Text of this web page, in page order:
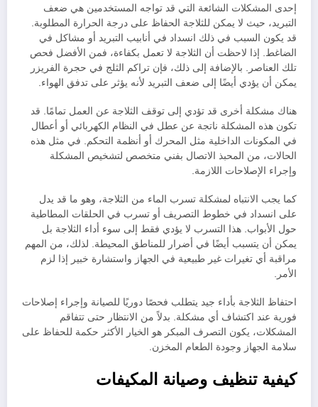
إحدى المشكلات الشائعة التي قد تواجه المستخدمين هي ضعف
التبريد، حيث لا يمكن للثلاجة الحفاظ على درجة الحرارة المطلوبة.
قد يكون السبب في ذلك انسداد في أنابيب التبريد أو مشاكل في
الضاغط. إذا لاحظت أن الثلاجة لا تعمل بكفاءة، فمن الأفضل فحص
تلك العناصر. بالإضافة إلى ذلك، فإن تراكم الثلج في حجرة الفريزر
يمكن أن يؤدي أيضًا إلى ضعف التبريد لأنه يؤثر على تدفق الهواء.
هناك مشكلة أخرى قد تؤدي إلى توقف الثلاجة عن العمل تمامًا. قد
تكون هذه المشكلة ناتجة عن عطل في النظام الكهربائي أو أعطال
في المكونات الداخلية مثل المحرك أو أنظمة التحكم. في مثل هذه
الحالات، من المحبذ الاتصال بفني متخصص لتشخيص المشكلة
وإجراء الإصلاحات اللازمة.
كما يجب الانتباه لمشكلة تسرب الماء من الثلاجة، وهو ما قد يدل
على انسداد في خطوط التصريف أو تسرب في الحلقات المطاطية
حول الأبواب. هذا التسرب لا يؤدي فقط إلى سوء أداء الثلاجة بل
يمكن أن يتسبب أيضًا في أضرار للمناطق المحيطة. لذلك، من المهم
مراقبة أي تغيرات غير طبيعية في الجهاز واستشارة خبير إذا لزم
الأمر.
احتفاظ الثلاجة بأداء جيد يتطلب فحصًا دوريًا للصيانة وإجراء إصلاحات
فورية عند اكتشاف أي مشكلة. بدلاً من الانتظار حتى تتفاقم
المشكلات، يكون التصرف المبكر هو الخيار الأكثر حكمة للحفاظ على
سلامة الجهاز وجودة الطعام المخزن.
كيفية تنظيف وصيانة المكيفات